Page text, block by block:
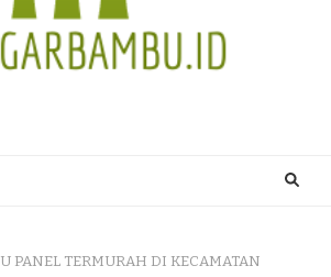
BAMBU WULUNG
BAMBU HITAM
PANEL TERMURAH DI KECAMATAN